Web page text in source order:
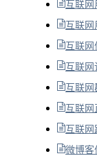
互联网
互联网
互联网
互联网
互联网
互联网
互联网
微博客